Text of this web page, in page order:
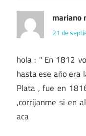
mariano
21 de
hola : " En 1812
hasta ese año era
Plata , fue en
,corrijanme si en
aca